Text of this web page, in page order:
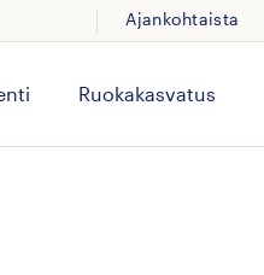
Ajankohtaista
Ruokakasvatus